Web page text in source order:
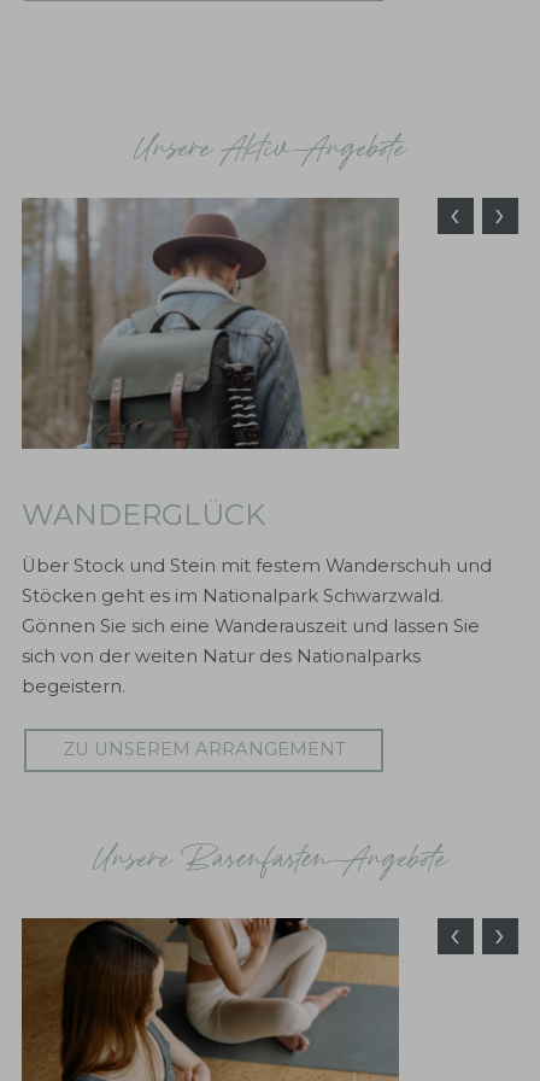
Unsere Aktiv-Angebote
WANDERLUST
Genießen Sie einen kurzen Wandertrip und
entdecken Sie die zahlreichen Wanderwege und die
ZU UNSEREM ARRANGEMENT
WANDERGLÜCK
Über Stock und Stein mit festem Wanderschuh und
Stöcken geht es im Nationalpark Schwarzwald.
Gönnen Sie sich eine Wanderauszeit und lassen Sie
sich von der weiten Natur des Nationalparks
begeistern.
ZU UNSEREM ARRANGEMENT
‹ ›
Unsere Basenfasten-Angebote
‹ ›